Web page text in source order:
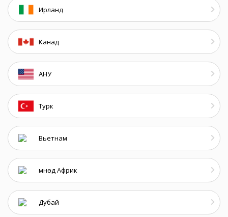
Ирланд
Канад
АНУ
Турк
Вьетнам
Өмнөд Африк
Дубай